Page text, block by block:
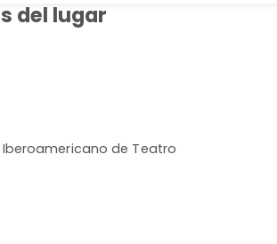
del lugar
Iberoamericano de Teatro